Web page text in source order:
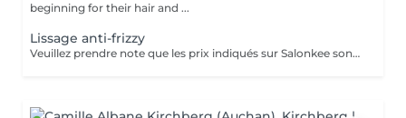
beginning for their hair and ...
Lissage anti-frizzy
Veuillez prendre note que les prix indiqués sur Salonkee sont communiqués à titre informatif et s'entendent de base. Ces derniers sont susceptibles de varier selon le diagnostic réalisé à votre arrivée au salon et l'expertise du professionnel à qui vous confiez votre beauté. Dans tous les cas, un devis précis vous sera proposé et toutes réalisations de prestations seront effectuées avec votre accord. Un grand merci d'avance pour votre compréhension. Au plaisir de vous recevoir très vite.